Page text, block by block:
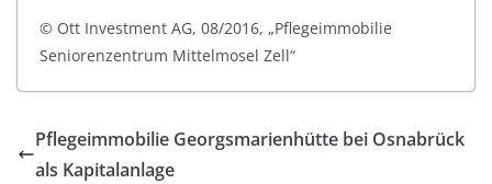
© Ott Investment AG, 08/2016, „Pflegeimmobilie
Seniorenzentrum Mittelmosel Zell“
Pflegeimmobilie Georgsmarienhütte bei Osnabrück
als Kapitalanlage